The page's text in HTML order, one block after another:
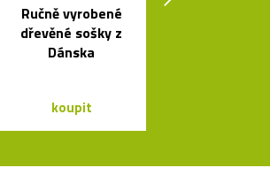
Ručně vyrobené
dřevěné sošky z
Dánska
koupit